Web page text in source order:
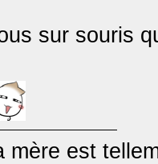
sur souris
mère est